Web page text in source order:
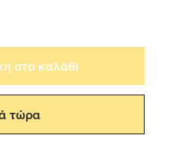
στο καλάθι
τώρα